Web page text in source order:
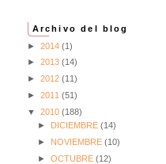
Archivo del blog
► 2014 (1)
► 2013 (14)
► 2012 (11)
► 2011 (51)
▼ 2010 (188)
►
DICIEMBRE (14)
►
NOVIEMBRE (10)
► OCTUBRE (12)